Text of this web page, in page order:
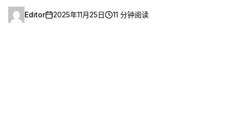
Editor 2025年11月25日 11 分钟阅读